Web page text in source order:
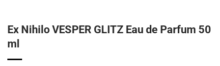
Ex Nihilo VESPER GLITZ Eau de Parfum 50
ml